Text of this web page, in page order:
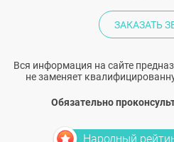
ЗАКАЗАТЬ
Вся информация на сайте
не заменяет
Обязательно
Народный